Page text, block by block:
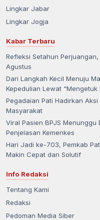
Lingkar Jabar
Lingkar Jogja
Kabar Terbaru
Refleksi Setahun
Agustus
Dari Langkah Kecil Menuju
Kepedulian Lewat "Mengetuk
Pegadaian Pati Hadirkan
Masyarakat
Viral Pasien BPJS
Penjelasan Kemenkes
Hari Jadi ke-703, Pemkab
Makin Cepat dan Solutif
Info Redaksi
Tentang Kami
Redaksi
Pedoman Media Siber